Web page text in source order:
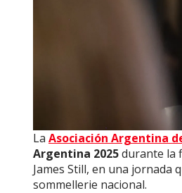
La Asociación Argentina
Argentina 2025durante la
James Still, en una jornada
sommellerie nacional.